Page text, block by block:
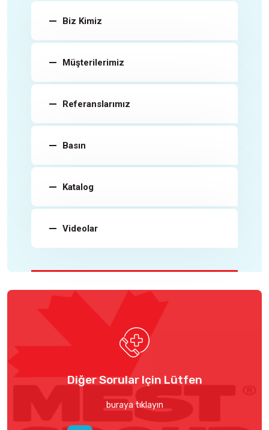
Biz Kimiz
Müşterilerimiz
Referanslarımız
Basın
Katalog
Videolar
Diğer Sorular Için Lütfen
buraya tıklayın